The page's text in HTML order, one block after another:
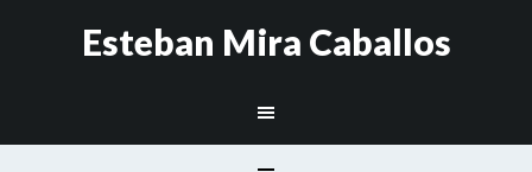
Esteban Mira Caballos